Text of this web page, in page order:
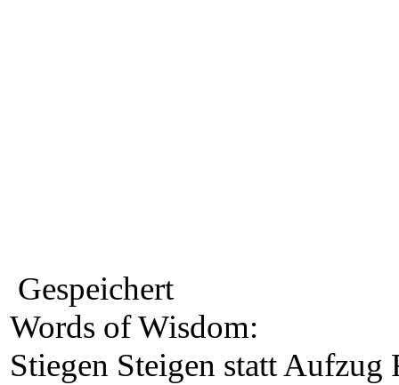
Gespeichert
Words of Wisdom:
Stiegen Steigen statt Aufzug